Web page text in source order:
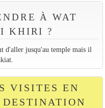
À WAT
KHIRI ?
d'aller jusqu'au temple mais il
VISITES EN